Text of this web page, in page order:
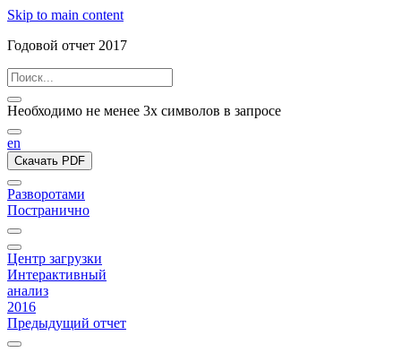
Skip to main content
Годовой отчет 2017
Необходимо не менее 3х символов в запросе
en
Скачать PDF
Разворотами
Постранично
Центр загрузки
Интерактивный
анализ
2016
Предыдущий отчет